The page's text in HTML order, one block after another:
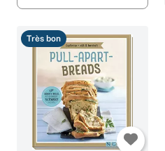
Très bon